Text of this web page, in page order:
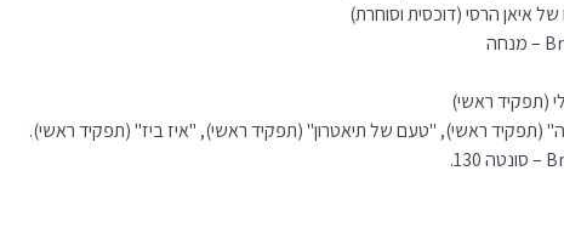
איאן הרסי (דוכסית וסוחרת)
(תפקיד ראשי)
(תפקיד ראשי), "טעם של תיאטרון" (תפקיד ראשי), "איז ביז" (תפקיד ראשי).